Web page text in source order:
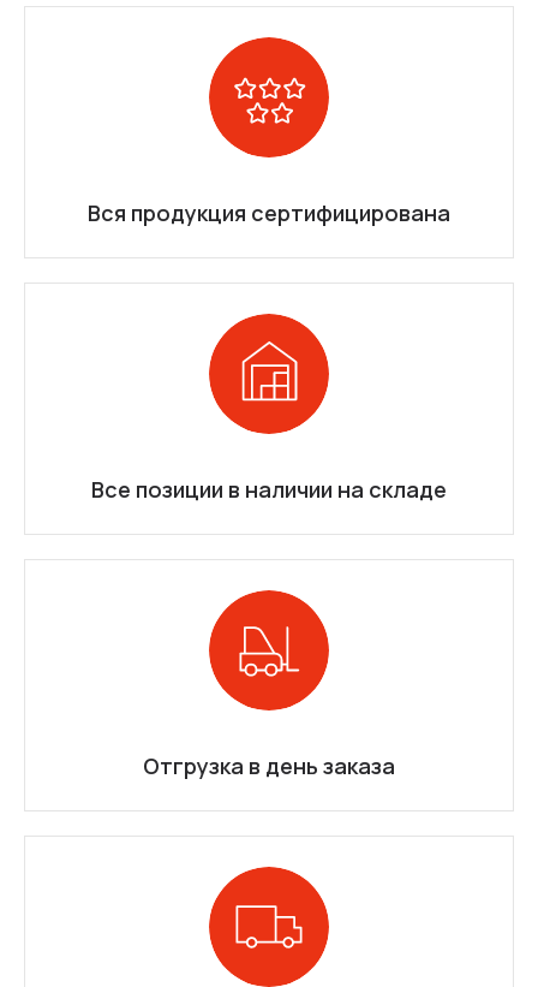
Вся продукция сертифицирована
Все позиции в наличии на складе
Отгрузка в день заказа